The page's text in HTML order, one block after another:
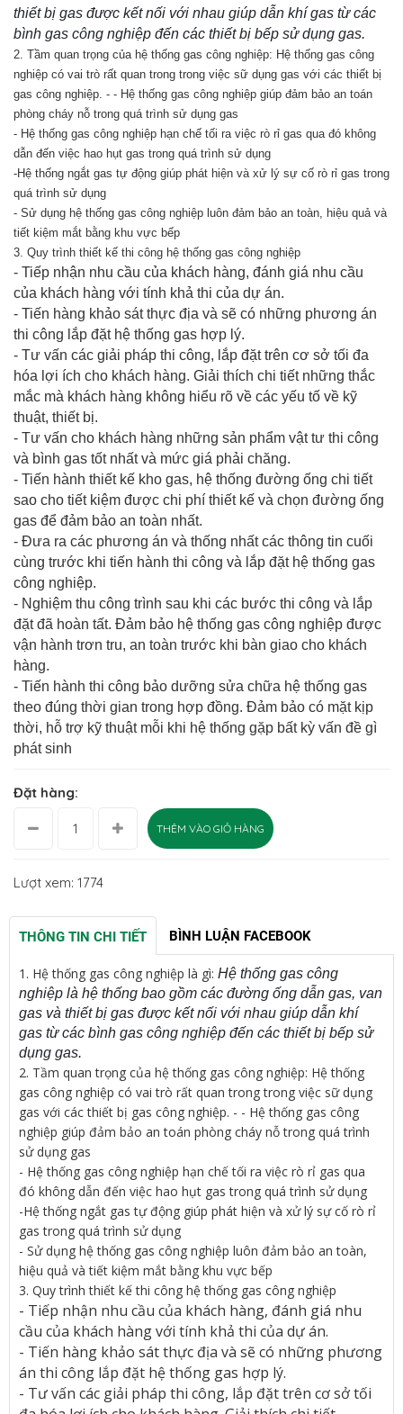
thiết bị gas được kết nối với nhau giúp dẫn khí gas từ các
bình gas công nghiệp đến các thiết bị bếp sử dụng gas.
2. Tầm quan trọng của hệ thống gas công nghiệp: Hệ thống gas công
nghiệp có vai trò rất quan trong trong việc sữ dụng gas với các thiết bị
gas công nghiệp. - - Hệ thống gas công nghiệp giúp đảm bảo an toán
phòng cháy nỗ trong quá trình sử dụng gas
- Hệ thống gas công nghiệp hạn chế tối ra việc rò rỉ gas qua đó không
dẫn đến việc hao hụt gas trong quá trình sử dụng
-Hệ thống ngắt gas tự động giúp phát hiện và xử lý sự cố rò rỉ gas trong
quá trình sử dụng
- Sử dụng hệ thống gas công nghiệp luôn đảm bảo an toàn, hiệu quả và
tiết kiệm mắt bằng khu vực bếp
3. Quy trình thiết kế thi công hệ thống gas công nghiệp
- Tiếp nhận nhu cầu của khách hàng, đánh giá nhu cầu
của khách hàng với tính khả thi của dự án.
- Tiến hàng khảo sát thực địa và sẽ có những phương án
thi công lắp đặt hệ thống gas hợp lý.
- Tư vấn các giải pháp thi công, lắp đặt trên cơ sở tối đa
hóa lợi ích cho khách hàng. Giải thích chi tiết những thắc
mắc mà khách hàng không hiểu rõ về các yếu tố về kỹ
thuật, thiết bị.
- Tư vấn cho khách hàng những sản phẩm vật tư thi công
và bình gas tốt nhất và mức giá phải chăng.
- Tiến hành thiết kế kho gas, hệ thống đường ống chi tiết
sao cho tiết kiệm được chi phí thiết kế và chọn đường ống
gas để đảm bảo an toàn nhất.
- Đưa ra các phương án và thống nhất các thông tin cuối
cùng trước khi tiến hành thi công và lắp đặt hệ thống gas
công nghiệp.
- Nghiệm thu công trình sau khi các bước thi công và lắp
đặt đã hoàn tất. Đảm bảo hệ thống gas công nghiệp được
vận hành trơn tru, an toàn trước khi bàn giao cho khách
hàng.
- Tiến hành thi công bảo dưỡng sửa chữa hệ thống gas
theo đúng thời gian trong hợp đồng. Đảm bảo có mặt kịp
thời, hỗ trợ kỹ thuật mỗi khi hệ thống gặp bất kỳ vấn đề gì
phát sinh
Đặt hàng:
THÊM VÀO GIỎ HÀNG
Lượt xem: 1774
THÔNG TIN CHI TIẾT BÌNH LUẬN FACEBOOK
1. Hệ thống gas công nghiệp là gì: Hệ thống gas công
nghiệp là hệ thống bao gồm các đường ống dẫn gas, van
gas và thiết bị gas được kết nối với nhau giúp dẫn khí
gas từ các bình gas công nghiệp đến các thiết bị bếp sử
dụng gas.
2. Tầm quan trọng của hệ thống gas công nghiệp: Hệ thống
gas công nghiệp có vai trò rất quan trong trong việc sữ dụng
gas với các thiết bị gas công nghiệp. - - Hệ thống gas công
nghiệp giúp đảm bảo an toán phòng cháy nỗ trong quá trình
sử dụng gas
- Hệ thống gas công nghiệp hạn chế tối ra việc rò rỉ gas qua
đó không dẫn đến việc hao hụt gas trong quá trình sử dụng
-Hệ thống ngắt gas tự động giúp phát hiện và xử lý sự cố rò rỉ
gas trong quá trình sử dụng
- Sử dụng hệ thống gas công nghiệp luôn đảm bảo an toàn,
hiệu quả và tiết kiệm mắt bằng khu vực bếp
3. Quy trình thiết kế thi công hệ thống gas công nghiệp
- Tiếp nhận nhu cầu của khách hàng, đánh giá nhu
cầu của khách hàng với tính khả thi của dự án.
- Tiến hàng khảo sát thực địa và sẽ có những phương
án thi công lắp đặt hệ thống gas hợp lý.
- Tư vấn các giải pháp thi công, lắp đặt trên cơ sở tối